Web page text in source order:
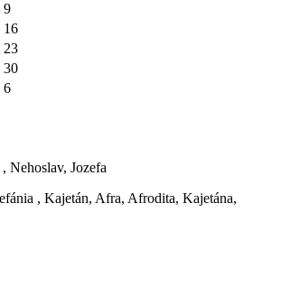
9
16
23
30
6
, Nehoslav, Jozefa
, Kajetán, Afra, Afrodita, Kajetána,